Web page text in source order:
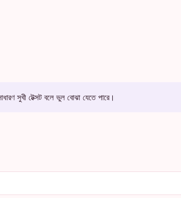
সুখী টেক্সট বলে ভুল বোঝা যেতে পারে।